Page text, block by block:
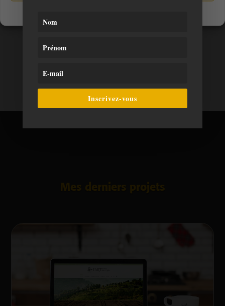
– Création de la boutique en ligne
antony@sepho.fr
de famille
Mes derniers projets
Inscrivez-vous